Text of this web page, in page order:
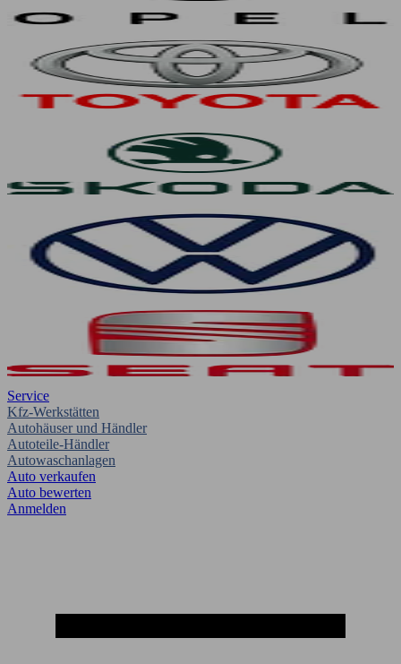
Service
Kfz-Werkstätten
Autohäuser und Händler
Autoteile-Händler
Autowaschanlagen
Auto verkaufen
Auto bewerten
Anmelden